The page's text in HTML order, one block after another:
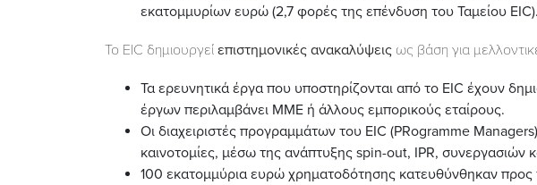
εκατομμυρίων ευρώ (2,7 φορές της επένδυση του Ταμείου EIC).
Το EIC δημιουργεί επιστημονικές ανακαλύψεις ως βάση για
Τα ερευνητικά έργα που υποστηρίζονται από το EIC έχουν
έργων περιλαμβάνει ΜΜΕ ή άλλους εμπορικούς εταίρους.
Οι διαχειριστές προγραμμάτων του EIC (PRogramme
καινοτομίες, μέσω της ανάπτυξης spin-out, IPR, συνεργασιών
100 εκατομμύρια ευρώ χρηματοδότησης κατευθύνθηκαν